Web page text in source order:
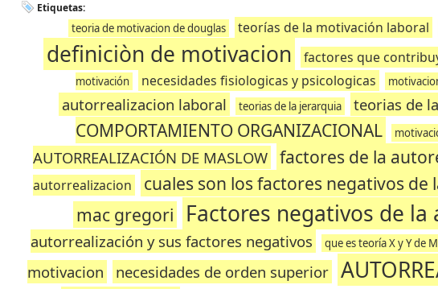
Etiquetas:
teoria de motivacion de douglas teorías de la motivación laboral
definiciòn de motivacion factores que
motivación
necesidades fisiologicas y psicologicas
autorrealizacion laboral teorias de la jerarquia teorias de
COMPORTAMIENTO ORGANIZACIONAL
AUTORREALIZACIÓN DE MASLOW
factores de la
autorrealizacion
cuales son los factores negativos de
mac gregori Factores negativos de
autorrealización y sus factores negativos
que es teoría X y Y de
motivacion
necesidades de orden superior